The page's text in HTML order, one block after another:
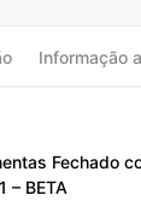
Informação
Fechado
– BETA